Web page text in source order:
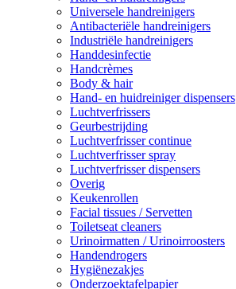
Universele handreinigers
Antibacteriële handreinigers
Industriële handreinigers
Handdesinfectie
Handcrèmes
Body & hair
Hand- en huidreiniger dispensers
Luchtverfrissers
Geurbestrijding
Luchtverfrisser continue
Luchtverfrisser spray
Luchtverfrisser dispensers
Overig
Keukenrollen
Facial tissues / Servetten
Toiletseat cleaners
Urinoirmatten / Urinoirroosters
Handendrogers
Hygiënezakjes
Onderzoektafelpapier